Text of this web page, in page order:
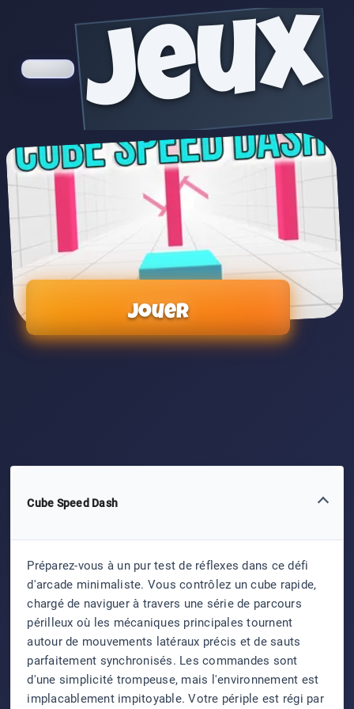
jeux
Jouer
Cube Speed Dash
Préparez-vous à un pur test de réflexes dans ce défi
d'arcade minimaliste. Vous contrôlez un cube rapide,
chargé de naviguer à travers une série de parcours
périlleux où les mécaniques principales tournent
autour de mouvements latéraux précis et de sauts
parfaitement synchronisés. Les commandes sont
d'une simplicité trompeuse, mais l'environnement est
implacablement impitoyable. Votre périple est régi par